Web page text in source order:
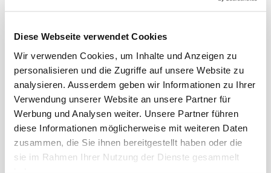
Diese Webseite verwendet Cookies
Wir verwenden Cookies, um Inhalte und Anzeigen zu
personalisieren und die Zugriffe auf unsere Website zu
analysieren. Ausserdem geben wir Informationen zu Ihrer
Verwendung unserer Website an unsere Partner für
Werbung und Analysen weiter. Unsere Partner führen
diese Informationen möglicherweise mit weiteren Daten
zusammen, die Sie ihnen bereitgestellt haben oder die
sie im Rahmen Ihrer Nutzung der Dienste gesammelt
Plum Wandhalterung, Grün
Einschieben
Preis auf Anfrage - +